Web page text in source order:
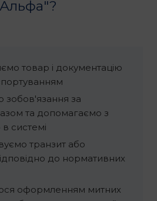
товар і документацію
зобов'язання за
та допомагаємо з
системі
транзит або
до нормативних
оформленням митних